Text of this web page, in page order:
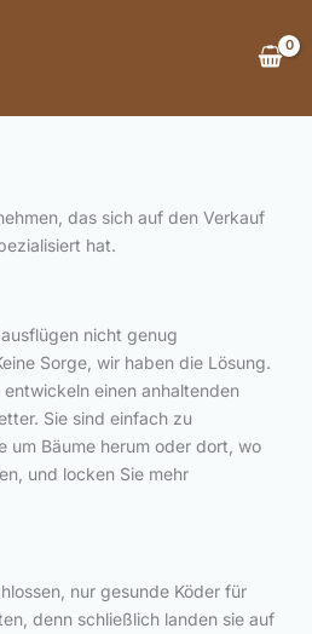
das sich auf den Verkauf
hat.
nicht genug
Sorge, wir haben die Lösung.
einen anhaltenden
Sie sind einfach zu
um Bäume herum oder dort, wo
und locken Sie mehr
nur gesunde Köder für
denn schließlich landen sie auf